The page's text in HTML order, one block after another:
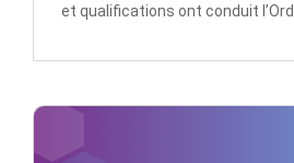
et qualifications ont conduit